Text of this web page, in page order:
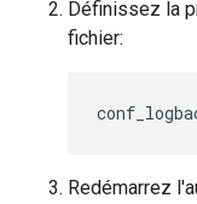
Définissez la
fichier:
Redémarrez